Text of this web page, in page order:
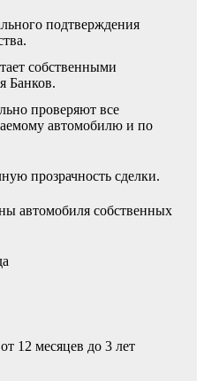
подтверждения
собственными
Банков.
проверяют все
автомобилю и по
прозрачность сделки.
автомобиля собственных
12 месяцев до 3 лет